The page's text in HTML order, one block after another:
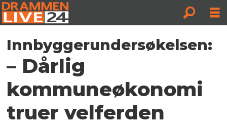
Innbyggerundersøkelsen:
– Dårlig
kommuneøkonomi
truer velferden